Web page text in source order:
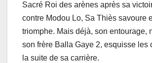
Sacré Roi des arènes après sa
contre Modou Lo, Sa Thiès savoure
triomphe. Mais déjà, son entourage,
son frère Balla Gaye 2, esquisse les
la suite de sa carrière.